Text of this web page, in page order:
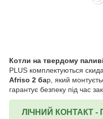
Котли на твердому
PLUS комплектуються
Afriso 2 бар, який
гарантує безпеку під час
ЛІЧНИЙ КОНТАКТ -